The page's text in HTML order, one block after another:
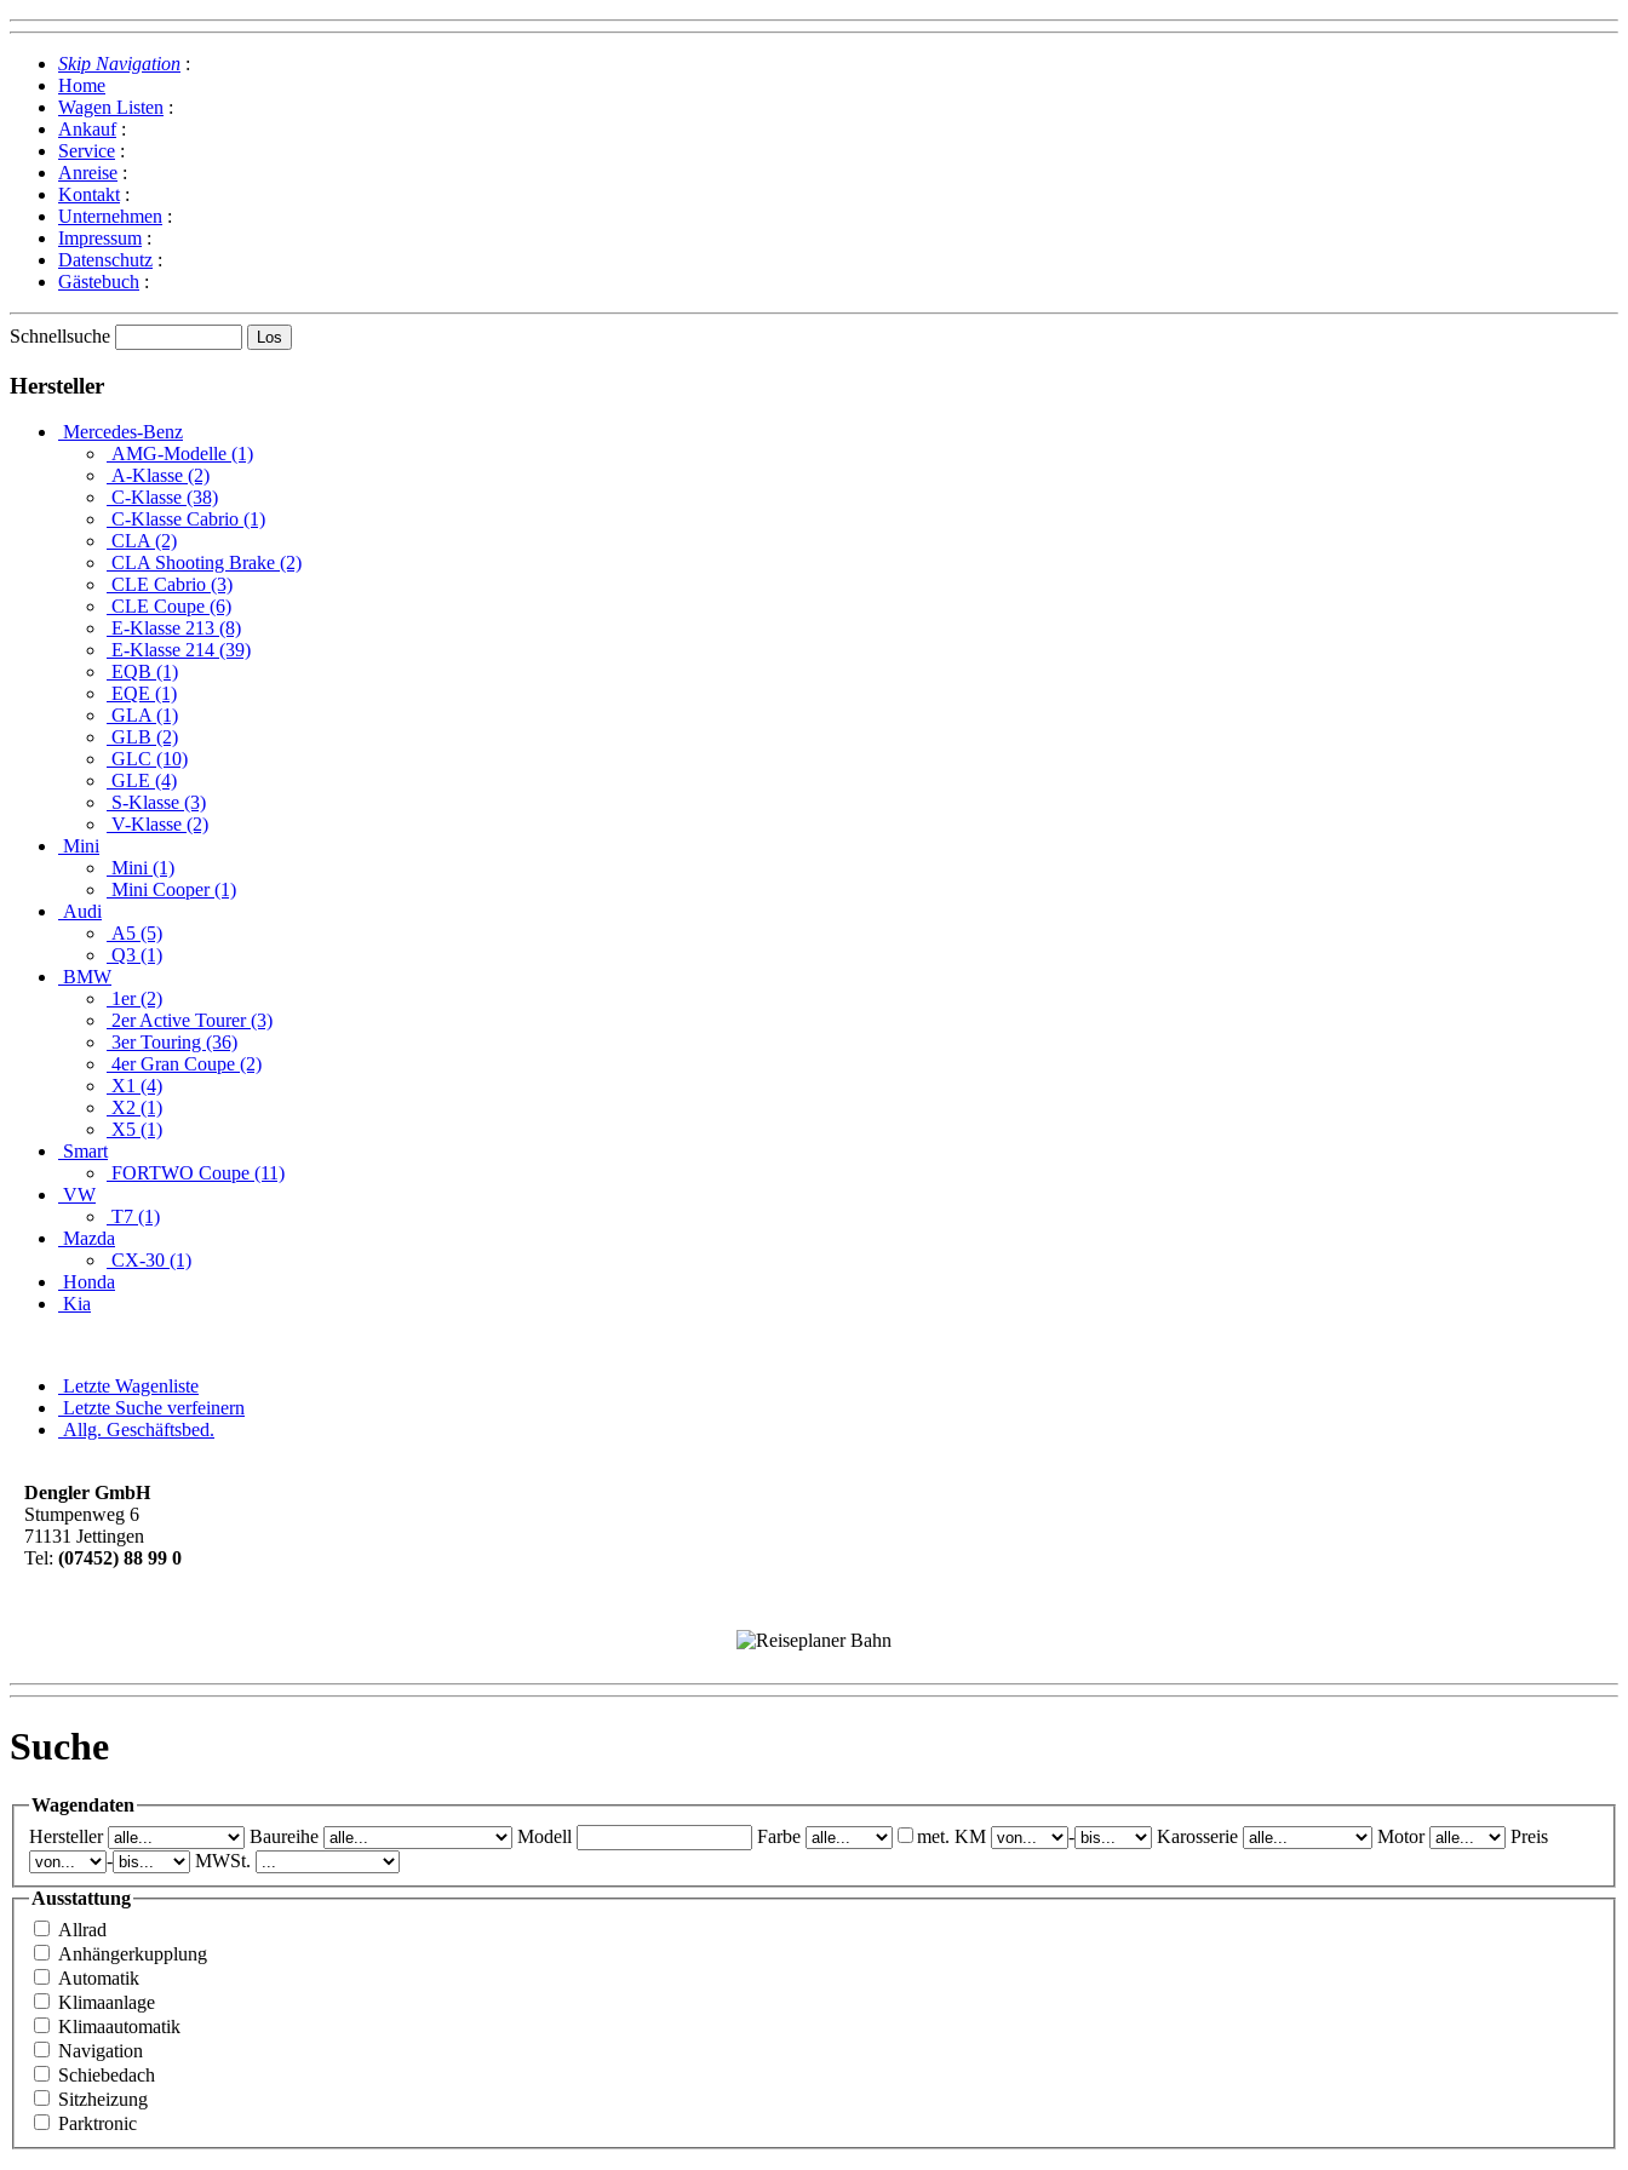
Skip Navigation :
Home
Wagen Listen :
Ankauf:
Service :
Anreise :
Kontakt :
Unternehmen :
Impressum :
Datenschutz :
Gästebuch :
Schnellsuche
Hersteller
Mercedes-Benz
AMG-Modelle (1)
A-Klasse (2)
C-Klasse (38)
C-Klasse Cabrio (1)
CLA (2)
CLA Shooting Brake (2)
CLE Cabrio (3)
CLE Coupe (6)
E-Klasse 213 (8)
E-Klasse 214 (39)
EQB (1)
EQE (1)
GLA (1)
GLB (2)
GLC (10)
GLE (4)
S-Klasse (3)
V-Klasse (2)
Mini
Mini (1)
Mini Cooper (1)
Audi
A5 (5)
Q3 (1)
BMW
1er (2)
2er Active Tourer (3)
3er Touring (36)
4er Gran Coupe (2)
X1 (4)
X2 (1)
X5 (1)
Smart
FORTWO Coupe (11)
VW
T7 (1)
Mazda
CX-30 (1)
Honda
Kia
Letzte Wagenliste
Letzte Suche verfeinern
Allg. Geschäftsbed.
Dengler GmbH
Stumpenweg 6
71131 Jettingen
Tel: (07452) 88 99 0
Suche
Wagendaten
Hersteller
Baureihe Modell Farbe met. KM - Karosserie Motor
Preis
-
MWSt.
Ausstattung
Allrad
Anhängerkupplung
Automatik
Klimaanlage
Klimaautomatik
Navigation
Schiebedach
Sitzheizung
Parktronic